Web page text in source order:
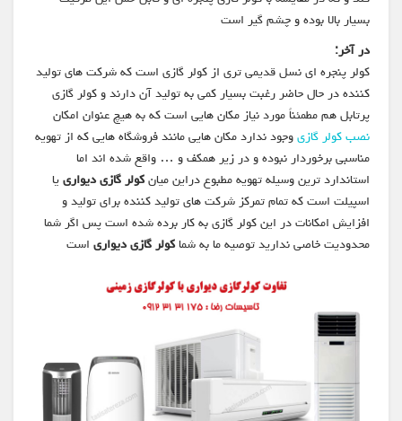
بسیار بالا بوده و چشم گیر است
در آخر:
کولر پنجره ای نسل قدیمی تری از کولر گازی است که شرکت های تولید
کننده در حال حاضر رغبت بسیار کمی به تولید آن دارند و کولر گازی
پرتابل هم مطمئناً مورد نیاز مکان هایی است که به هیچ عنوان امکان
نصب کولر گازیوجود ندارد مکان هایی مانند فروشگاه هایی که از تهویه
مناسبی برخوردار نبوده و در زیر همکف و … واقع شده اند اما
استاندارد ترین وسیله تهویه مطبوع دراین میانکولر گازی دیوارییا
اسپیلت است که تمام تمرکز شرکت های تولید کننده برای تولید و
افزایش امکانات در این کولر گازی به کار برده شده است پس اگر شما
محدودیت خاصی ندارید توصیه ما به شماکولر گازی دیواریاست